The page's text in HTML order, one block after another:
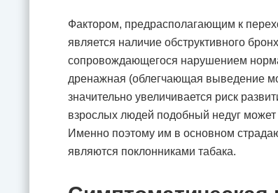
Фактором, предрасполагающим к
является наличие обструктивного
сопровождающегося нарушением
дренажная (облегчающая выведение
значительно увеличивается риск
взрослых людей подобный недуг может
Именно поэтому им в основном
являются поклонниками табака.